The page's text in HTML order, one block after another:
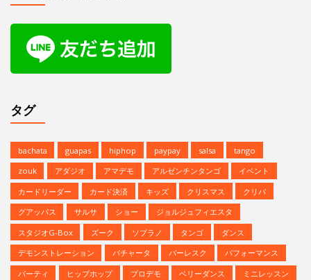
タグ
bachata guapas hiphop paypay salsa
tango
zouk
アダジオ アマデモ アルゼンチンタンゴ
イベント
カードリーダー
カード決済 キッズ クリスマス
クリパ
グアッパス
サルサ ショー
ジョルジュフィエスタ
スタジオG-Box
ズーク ソプラノ タンゴ
ダンス
デモンストレーション
バチャータ バーレスク
パフォーマンス
パーティ
ヒップホップ プロデモ ベリーダンス ミニレッスン